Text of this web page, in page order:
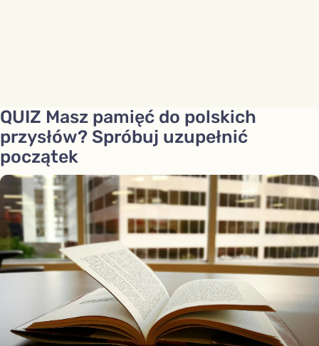
QUIZ Masz pamięć do polskich
przysłów? Spróbuj uzupełnić
początek